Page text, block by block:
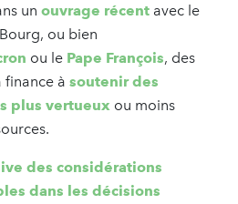
un ouvrage récent avec le
ou bien
ou le Pape François, des
finance à soutenir des
plus vertueux ou moins
des considérations
dans les décisions